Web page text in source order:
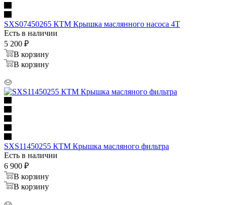
SXS07450265 КТМ Крышка маслянного насоса 4Т
Есть в наличии
5 200 ₽
В корзину
В корзину
SXS11450255 КТМ Крышка масляного фильтра
Есть в наличии
6 900 ₽
В корзину
В корзину